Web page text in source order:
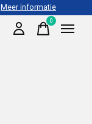
Meer informatie
0items